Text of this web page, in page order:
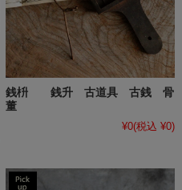
銭枡 銭升 古道具 古銭 骨
董
¥0(税込 ¥0)